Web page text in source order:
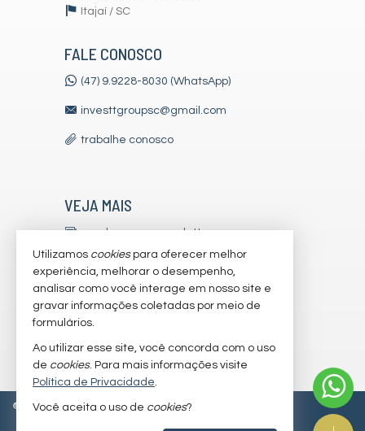
Itajaí / SC
FALE CONOSCO
(47) 9.9228-8030 (WhatsApp)
investtgroupsc@gmail.com
trabalhe conosco
VEJA MAIS
receba nosso newsletter
indicadores financeiros
cadastre seu imóvel
imóveis favoritos
mapa de imóveis
© 2026 CRECI/SC 7179-J Política de Privacidade
Utilizamos cookiespara oferecer melhor
experiência, melhorar o desempenho,
analisar como você interage em nosso site e
gravar informações coletadas por meio de
formulários.
Ao utilizar esse site, você concorda com o uso
de cookies. Para mais informações visite
Política de Privacidade.
Você aceita o uso de cookies?